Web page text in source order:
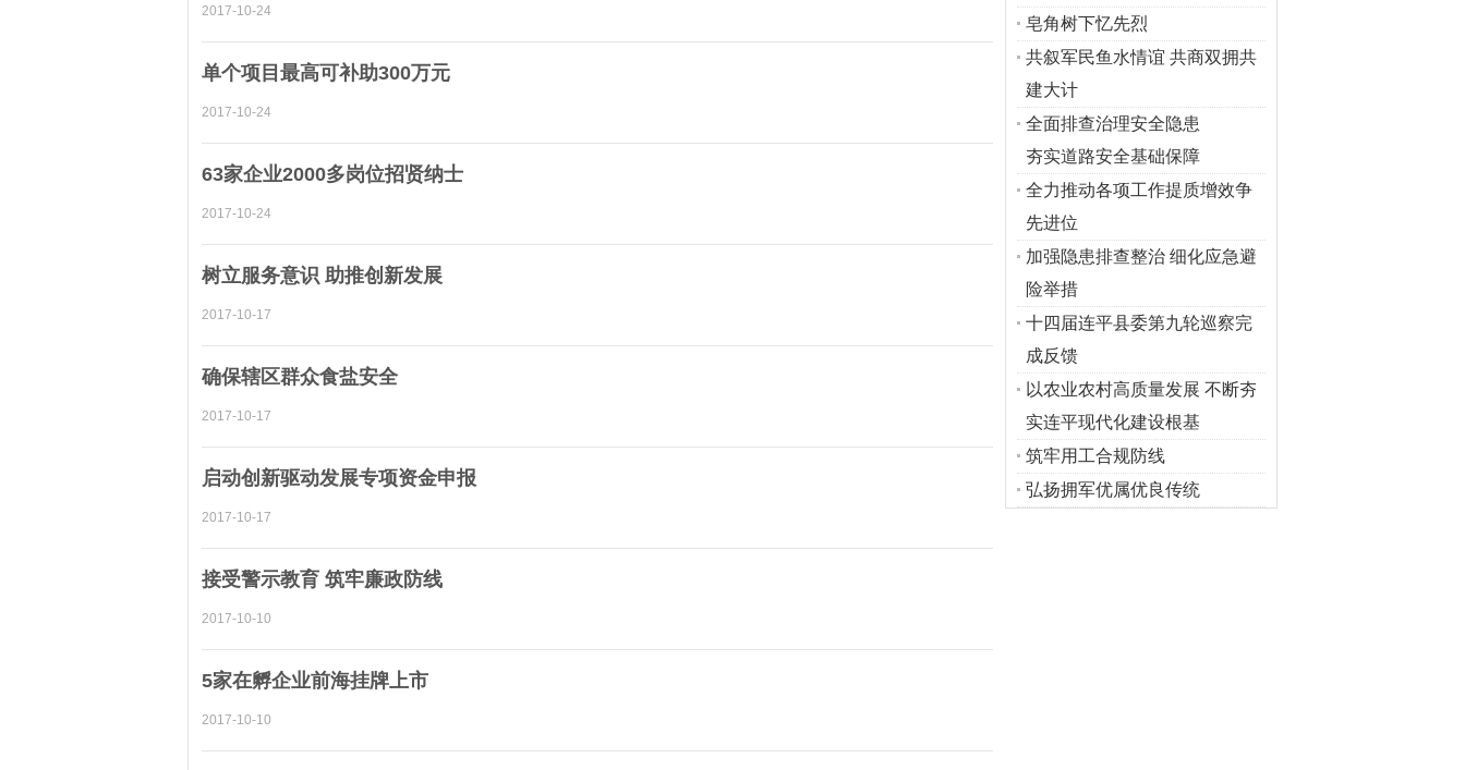
2017-10-24
单个项目最高可补助300万元
2017-10-24
63家企业2000多岗位招贤纳士
2017-10-24
树立服务意识 助推创新发展
2017-10-17
确保辖区群众食盐安全
2017-10-17
启动创新驱动发展专项资金申报
2017-10-17
接受警示教育 筑牢廉政防线
2017-10-10
5家在孵企业前海挂牌上市
2017-10-10
皂角树下忆先烈
共叙军民鱼水情谊 共商双拥共
建大计
全面排查治理安全隐患
夯实道路安全基础保障
全力推动各项工作提质增效争
先进位
加强隐患排查整治 细化应急避
险举措
十四届连平县委第九轮巡察完
成反馈
以农业农村高质量发展 不断夯
实连平现代化建设根基
筑牢用工合规防线
弘扬拥军优属优良传统